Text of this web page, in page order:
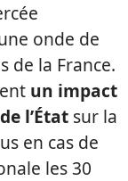
onde de
de la France.
un impact
l’État sur la
en cas de
les 30